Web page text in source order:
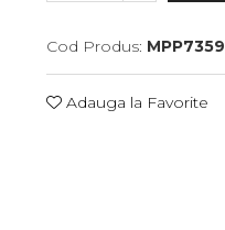
Cod Produs: MPP7359
Adauga la Favorite